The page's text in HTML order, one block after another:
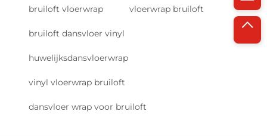
bruiloft vloerwrap vloerwrap bruiloft
bruiloft dansvloer vinyl
huwelijksdansvloerwrap
vinyl vloerwrap bruiloft
dansvloer wrap voor bruiloft